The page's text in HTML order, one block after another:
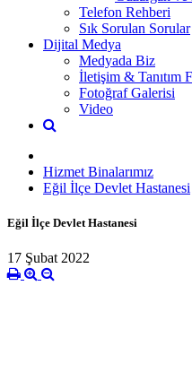
Telefon Rehberi
Sık Sorulan Sorular
Dijital Medya
Medyada Biz
İletişim & Tanıtım
Fotoğraf Galerisi
Video
Hizmet Binalarımız
Eğil İlçe Devlet Hastanesi
Eğil İlçe Devlet Hastanesi
17 Şubat 2022